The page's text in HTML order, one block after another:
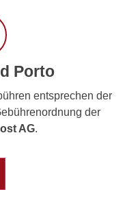
Porto
entsprechen der
der
AG.